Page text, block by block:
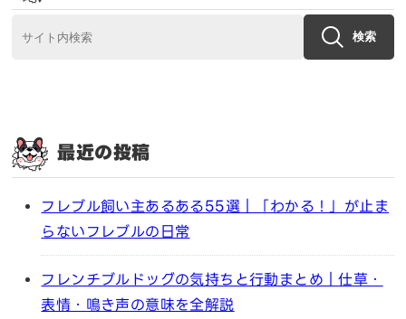
検索
最近の投稿
フレブル飼い主あるある55選｜「わかる！」が止ま
らないフレブルの日常
フレンチブルドッグの気持ちと行動まとめ｜仕草・
表情・鳴き声の意味を全解説